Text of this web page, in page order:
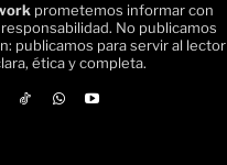
prometemos informar con
No publicamos
publicamos para servir al lector
ética y completa.